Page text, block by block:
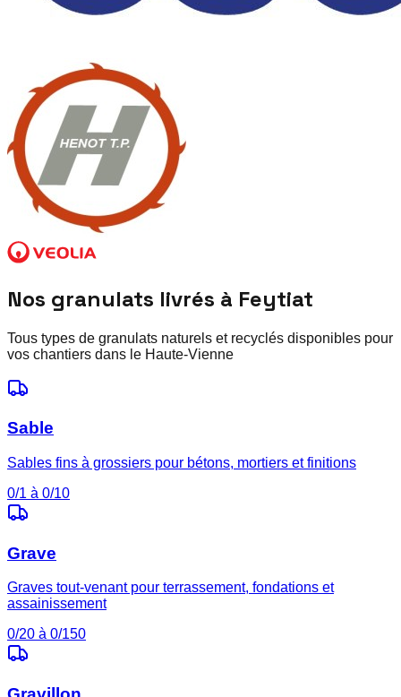
Nos granulats livrés à Feytiat
Tous types de granulats naturels et recyclés disponibles pour
vos chantiers dans le Haute-Vienne
Sable
Sables fins à grossiers pour bétons, mortiers et finitions
0/1 à 0/10
Grave
Graves tout-venant pour terrassement, fondations et
assainissement
0/20 à 0/150